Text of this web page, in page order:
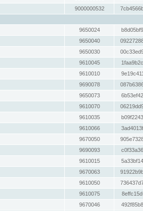
9000000532
9650024
9650040
9650030
9610045
9610010
9690078
9650073
9610070
9610035
9610066
9670050
9690093
9610015
9670063
9610050
9610075
9670046